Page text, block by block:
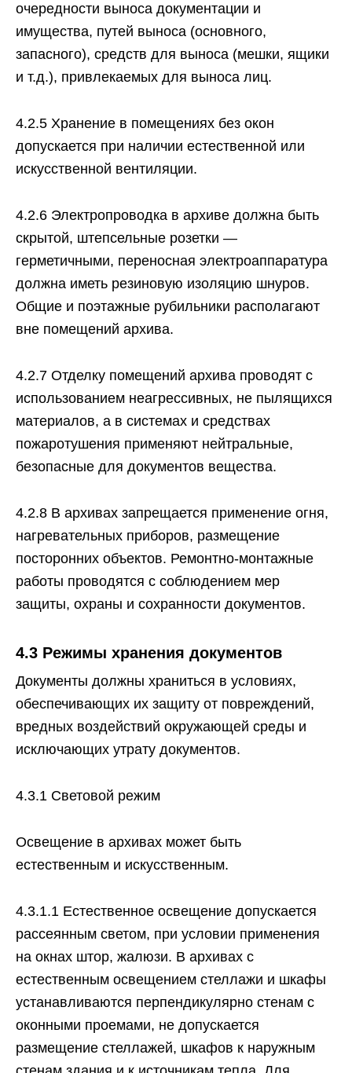
очередности выноса документации и
имущества, путей выноса (основного,
запасного), средств для выноса (мешки, ящики
и т.д.), привлекаемых для выноса лиц.
4.2.5 Хранение в помещениях без окон
допускается при наличии естественной или
искусственной вентиляции.
4.2.6 Электропроводка в архиве должна быть
скрытой, штепсельные розетки —
герметичными, переносная электроаппаратура
должна иметь резиновую изоляцию шнуров.
Общие и поэтажные рубильники располагают
вне помещений архива.
4.2.7 Отделку помещений архива проводят с
использованием неагрессивных, не пылящихся
материалов, а в системах и средствах
пожаротушения применяют нейтральные,
безопасные для документов вещества.
4.2.8 В архивах запрещается применение огня,
нагревательных приборов, размещение
посторонних объектов. Ремонтно-монтажные
работы проводятся с соблюдением мер
защиты, охраны и сохранности документов.
4.3 Режимы хранения документов
Документы должны храниться в условиях,
обеспечивающих их защиту от повреждений,
вредных воздействий окружающей среды и
исключающих утрату документов.
4.3.1 Световой режим
Освещение в архивах может быть
естественным и искусственным.
4.3.1.1 Естественное освещение допускается
рассеянным светом, при условии применения
на окнах штор, жалюзи. В архивах с
естественным освещением стеллажи и шкафы
устанавливаются перпендикулярно стенам с
оконными проемами, не допускается
размещение стеллажей, шкафов к наружным